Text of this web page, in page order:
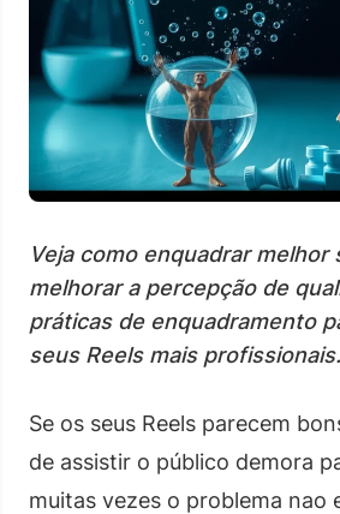
Veja como enquadrar melhor
melhorar a percepção de
práticas de enquadramento
seus Reels mais profissionais.
Se os seus Reels parecem
de assistir o público demora
muitas vezes o problema nao